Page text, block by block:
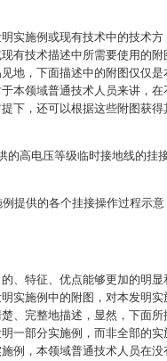
实施例或现有技术中的技术方
有技术描述中所需要使用的附
地，下面描述中的附图仅仅是
本领域普通技术人员来讲，在
下，还可以根据这些附图获得
的高电压等级临时接地线的挂
提供的各个挂接操作过程示意
、特征、优点能够更加的明显
实施例中的附图，对本发明实
、完整地描述，显然，下面所
一部分实施例，而非全部的实
例，本领域普通技术人员在没